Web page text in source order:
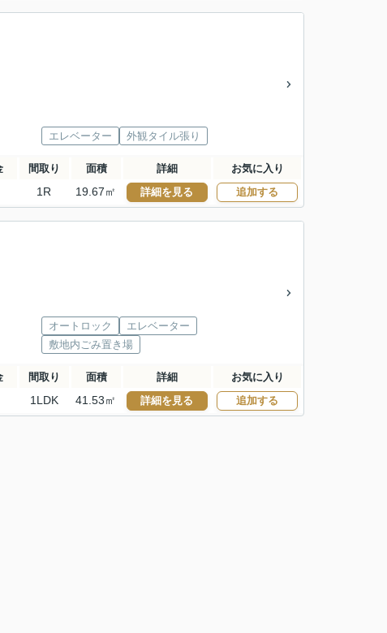
エレベーター 外観タイル張り
間取り 面積 詳細 お気に入り
1R 19.67㎡ 詳細を見る 追加する
オートロック
エレベーター
敷地内ごみ置き場
間取り 面積 詳細 お気に入り
1LDK 41.53㎡ 詳細を見る 追加する